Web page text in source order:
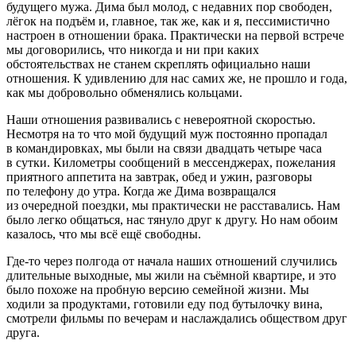
будущего мужа. Дима был молод, с недавних пор свободен,
лёгок на подъём и, главное, так же, как и я, пессимистично
настроен в отношении брака. Практически на первой встрече
мы договорились, что никогда и ни при каких
обстоятельствах не станем скреплять официально наши
отношения. К удивлению для нас самих же, не прошло и года,
как мы добровольно обменялись кольцами.
Наши отношения развивались с невероятной скоростью.
Несмотря на то что мой будущий муж постоянно пропадал
в командировках, мы были на связи двадцать четыре часа
в сутки. Километры сообщений в мессенджерах, пожелания
приятного аппетита на завтрак, обед и ужин, разговоры
по телефону до утра. Когда же Дима возвращался
из очередной поездки, мы практически не расставались. Нам
было легко общаться, нас тянуло друг к другу. Но нам обоим
казалось, что мы всё ещё свободны.
Где-то через полгода от начала наших отношений случились
длительные выходные, мы жили на съёмной квартире, и это
было похоже на пробную версию семейной жизни. Мы
ходили за продуктами, готовили еду под бутылочку вина,
смотрели фильмы по вечерам и наслаждались обществом друг
друга.